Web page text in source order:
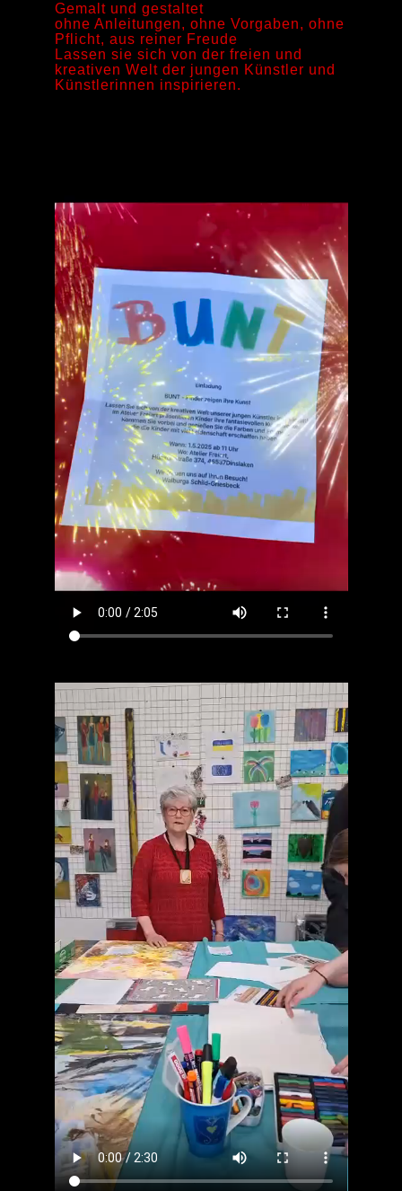
Gemalt und gestaltet
ohne Anleitungen, ohne Vorgaben, ohne
Pflicht, aus reiner Freude
Lassen sie sich von der freien und
kreativen Welt der jungen Künstler und
Künstlerinnen inspirieren.